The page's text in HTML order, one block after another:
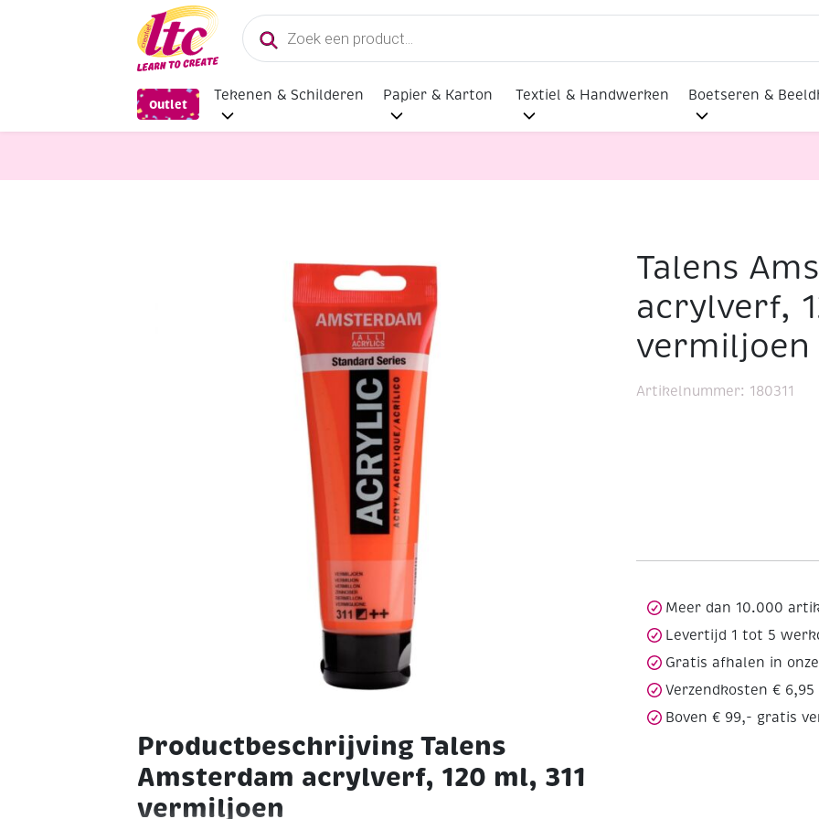
Producten
zoeken
Outlet
Tekenen & Schilderen Papier & Karton Textiel & Handwerken Boetseren &
Talens Amsterdam acrylverf, 120 ml, 311 vermiljoen
Productbeschrijving Talens
Amsterdam acrylverf, 120 ml, 311
vermiljoen
Talens
acrylverf,
vermiljoen
Artikelnummer: 180311
Meer dan 10.000
Levertijd 1 tot 5
Gratis afhalen in
Verzendkosten € 6,95
Boven € 99,- gratis